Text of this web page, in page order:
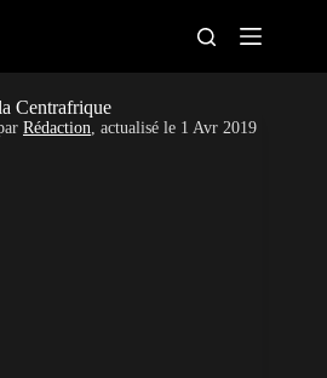
CAN féminine
Centrafrique
Rédaction, actualisé le 1 Avr 2019